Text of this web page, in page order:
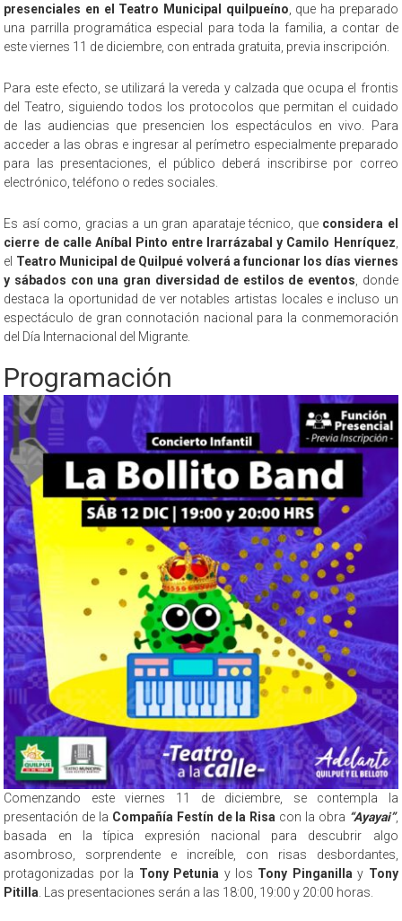
presenciales en el Teatro Municipal quilpueíno , que ha preparado
una parrilla programática especial para toda la familia, a contar de
este viernes 11 de diciembre, con entrada gratuita, previa inscripción.
Para este efecto, se utilizará la vereda y calzada que ocupa el frontis
del Teatro, siguiendo todos los protocolos que permitan el cuidado
de las audiencias que presencien los espectáculos en vivo. Para
acceder a las obras e ingresar al perímetro especialmente preparado
para las presentaciones, el público deberá inscribirse por correo
electrónico, teléfono o redes sociales.
Es así como, gracias a un gran aparataje técnico, que considera el
cierre de calle Aníbal Pinto entre Irarrázabal y Camilo Henríquez
el Teatro Municipal de Quilpué volverá a funcionar los días viernes
y sábados con una gran diversidad de estilos de eventos , donde
destaca la oportunidad de ver notables artistas locales e incluso un
espectáculo de gran connotación nacional para la conmemoración
del Día Internacional del Migrante.
Programación
Comenzando este viernes 11 de diciembre, se contempla la
presentación de la Compañía Festín de la Risa con la obra “Ayayai”,
basada en la típica expresión nacional para descubrir algo
asombroso, sorprendente e increíble, con risas desbordantes,
protagonizadas por la Tony Petunia y los Tony Pinganilla y Tony
Pitilla . Las presentaciones serán a las 18:00, 19:00 y 20:00 horas.